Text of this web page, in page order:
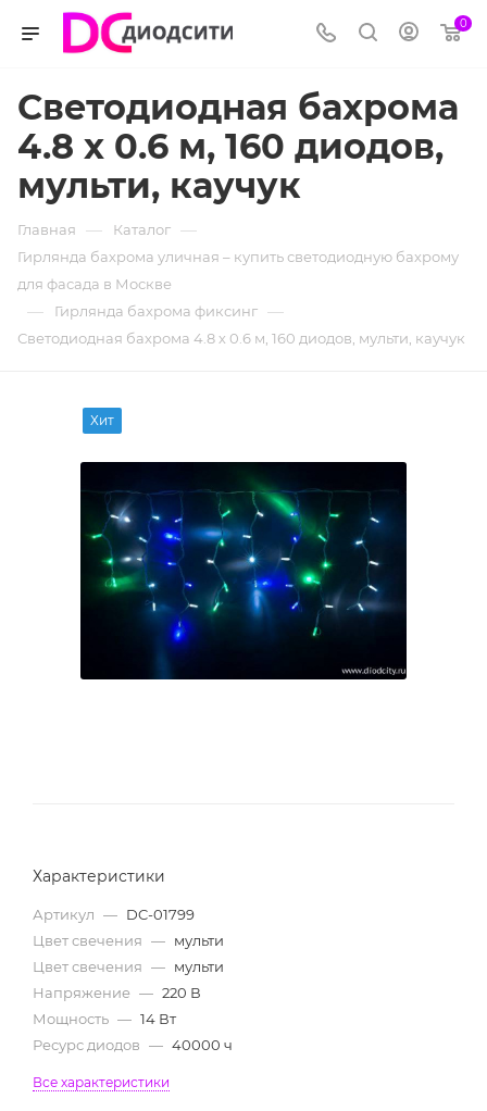
0
Светодиодная бахрома
4.8 х 0.6 м, 160 диодов,
мульти, каучук
Главная — Каталог —
Гирлянда бахрома уличная – купить светодиодную бахрому
для фасада в Москве
— Гирлянда бахрома фиксинг —
Светодиодная бахрома 4.8 х 0.6 м, 160 диодов, мульти, каучук
Хит
Характеристики
Артикул — DC-01799
Цвет свечения — мульти
Цвет свечения — мульти
Напряжение — 220 В
Мощность — 14 Вт
Ресурс диодов — 40000 ч
Все характеристики